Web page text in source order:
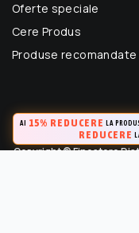
Oferte speciale
Cere Produs
Produse recomandate
Copyright © Finestore
AI 15% REDUCERE LA
REDUCERE